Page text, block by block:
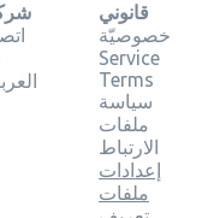
قانوني
خصوصيّة
Service
Terms
سياسة
ملفات
الارتباط
إعدادات
ملفات